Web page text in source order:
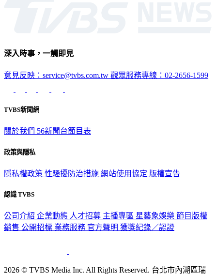
深入時事，一觸即見
意見反映：service@tvbs.com.tw 觀眾服務專線：02-2656-1599
TVBS新聞網
關於我們 56新聞台節目表
政策與隱私
隱私權政策 性騷擾防治措施 網站使用協定 版權宣告
認識 TVBS
公司介紹 企業動態 人才招募 主播專區 星藝象娛樂 節目版權
銷售 公開招標 業務服務 官方聲明 獲獎紀錄／認證
2026 © TVBS Media Inc. All Rights Reserved. 台北市內湖區瑞